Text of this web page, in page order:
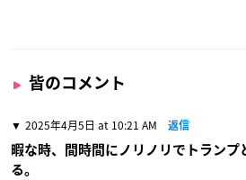
皆のコメント
2025年4月5日 at 10:21 AM 返信
暇な時、間時間にノリノリでトランプ
る。